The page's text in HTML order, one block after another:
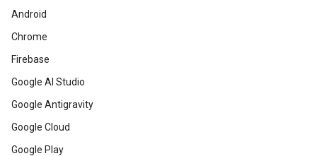
Android
Chrome
Firebase
Google AI Studio
Google Antigravity
Google Cloud
Google Play